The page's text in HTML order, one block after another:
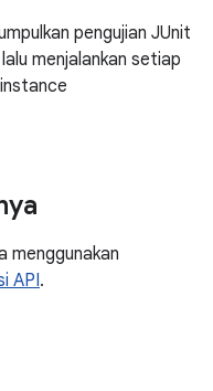
pengujian JUnit
menjalankan setiap
menggunakan
API.